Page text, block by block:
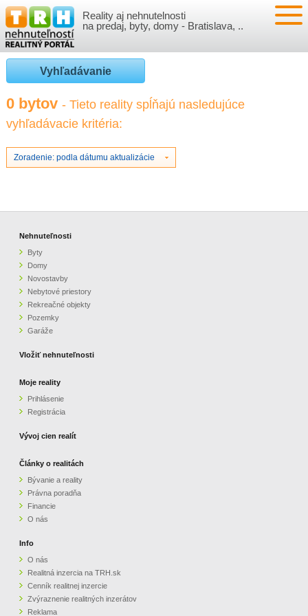
Reality aj nehnutelnosti
na predaj, byty, domy - Bratislava, ..
NEHNUTEĽNOSTI
BYTY
NOVOSTAVBY
NEBYTOVÉ PRIESTORY
GARÁŽE
VLOŽIŤ NEHNUTEĽNOSTI
PRIHLÁSENIE
REGISTRÁCIA
VÝVOJ CIEN REALÍT
ČLÁNKY O REALITÁCH
O NÁS
CENNÍK REALITNEJ INZERCIE
ZVÝRAZNENIE REALITNÝCH INZERÁTOV
PARTNERI
OBCHODNÉ PODMIENKY
KONTAKT
Vyhľadávanie
0 bytov - Tieto reality spĺňajú nasledujúce
vyhľadávacie kritéria:
Zoradenie: podla dátumu aktualizácie
Nehnuteľnosti
Byty
Domy
Novostavby
Nebytové priestory
Rekreačné objekty
Pozemky
Garáže
Vložiť nehnuteľnosti
Moje reality
Prihlásenie
Registrácia
Vývoj cien realít
Články o realitách
Bývanie a reality
Právna poradňa
Financie
O nás
Info
O nás
Realitná inzercia na TRH.sk
Cenník realitnej inzercie
Zvýraznenie realitných inzerátov
Reklama